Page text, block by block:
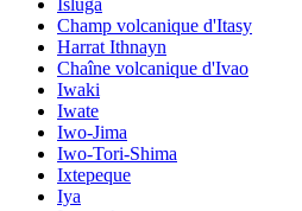
Champ volcanique d'Itasy
Harrat Ithnayn
Chaîne volcanique d'Ivao
Iwaki
Iwate
Iwo-Jima
Iwo-Tori-Shima
Ixtepeque
Iya